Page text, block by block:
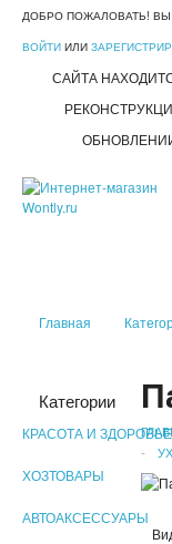
ДОБРО ПОЖАЛОВАТЬ!
ВОЙТИ ИЛИ
САЙТА
Главная
Категории
КРАСОТА И ЗДОРОВЬЕ
ХОЗТОВАРЫ
АВТОАКСЕССУАРЫ